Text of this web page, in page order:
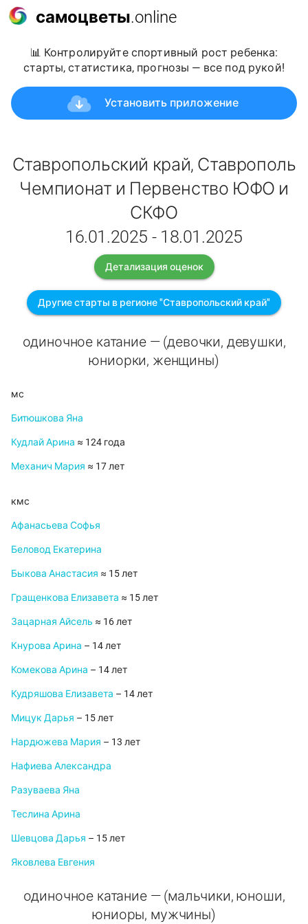
самоцветы.online
📊 Контролируйте спортивный рост ребенка:
старты, статистика, прогнозы — все под рукой!
Установить приложение
Ставропольский край, Ставрополь
Чемпионат и Первенство ЮФО и
СКФО
16.01.2025 - 18.01.2025
Детализация оценок
Другие старты в регионе "Ставропольский край"
одиночное катание — (девочки, девушки,
юниорки, женщины)
мс
Битюшкова Яна
Кудлай Арина ≈ 124 года
Механич Мария ≈ 17 лет
кмс
Афанасьева Софья
Беловод Екатерина
Быкова Анастасия ≈ 15 лет
Гращенкова Елизавета ≈ 15 лет
Зацарная Айсель ≈ 16 лет
Кнурова Арина – 14 лет
Комекова Арина – 14 лет
Кудряшова Елизавета – 14 лет
Мицук Дарья – 15 лет
Нардюжева Мария – 13 лет
Нафиева Александра
Разуваева Яна
Теслина Арина
Шевцова Дарья – 15 лет
Яковлева Евгения
одиночное катание — (мальчики, юноши,
юниоры, мужчины)